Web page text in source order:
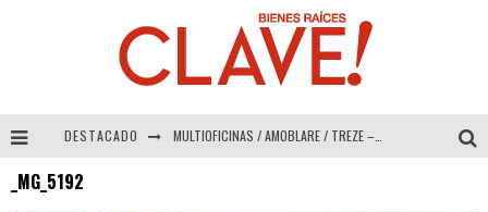
DESTACADO MULTIOFICINAS / AMOBLARE / TREZE – Especial Interiorismo & Decoración 2026
_MG_5192